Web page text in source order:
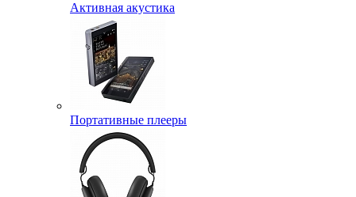
Активная акустика
Портативные плееры